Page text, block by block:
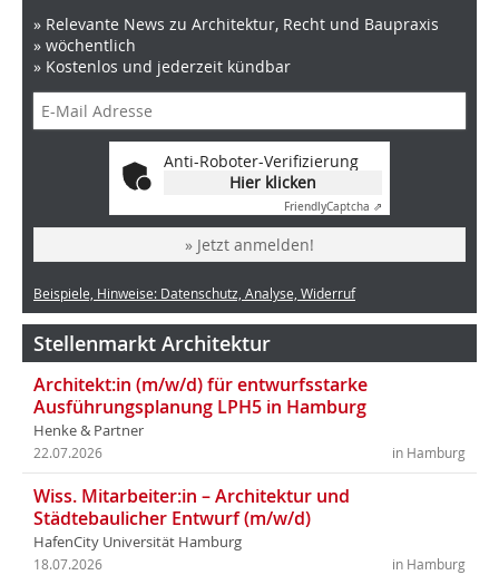
» Relevante News zu Architektur, Recht und Baupraxis
» wöchentlich
» Kostenlos und jederzeit kündbar
Anti-Roboter-Verifizierung
Hier klicken
FriendlyCaptcha ⇗
» Jetzt anmelden!
Beispiele, Hinweise: Datenschutz, Analyse, Widerruf
Stellenmarkt Architektur
Architekt:in (m/w/d) für entwurfsstarke
Ausführungsplanung LPH5 in Hamburg
Henke & Partner
in Hamburg
22.07.2026
Wiss. Mitarbeiter:in – Architektur und
Städtebaulicher Entwurf (m/w/d)
HafenCity Universität Hamburg
in Hamburg
18.07.2026